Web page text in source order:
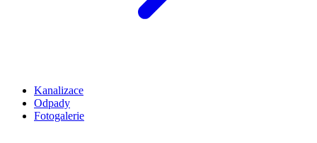
Kanalizace
Odpady
Fotogalerie